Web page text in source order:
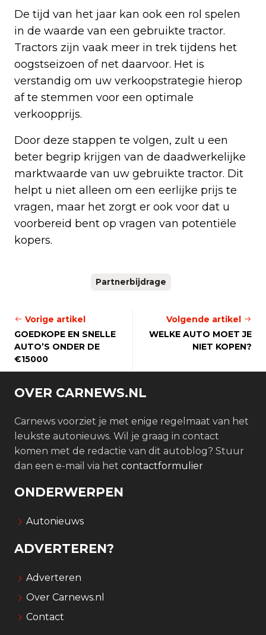
De tijd van het jaar kan ook een rol spelen
in de waarde van een gebruikte tractor.
Tractors zijn vaak meer in trek tijdens het
oogstseizoen of net daarvoor. Het is
verstandig om uw verkoopstrategie hierop
af te stemmen voor een optimale
verkoopprijs.
Door deze stappen te volgen, zult u een
beter begrip krijgen van de daadwerkelijke
marktwaarde van uw gebruikte tractor. Dit
helpt u niet alleen om een eerlijke prijs te
vragen, maar het zorgt er ook voor dat u
voorbereid bent op vragen van potentiële
kopers.
Partnerbijdrage
Vorige artikel
GOEDKOPE EN SNELLE
AUTO’S ONDER DE
€15000
Volgende artikel
WELKE AUTO MOET JE
NIET KOPEN?
OVER CARNEWS.NL
Carnews voorziet je met enige regelmaat van het
leukste autonieuws. Wil je graag in contact
komen met de redactie van dit autoblog? Stuur
dan een e-mail via het contactformulier
ONDERWERPEN
Autonieuws
ADVERTEREN?
Adverteren
Over Carnews.nl
Contact